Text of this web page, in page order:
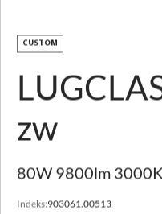
CUSTOM
zw
80W 9800lm
Indeks:903061.00513